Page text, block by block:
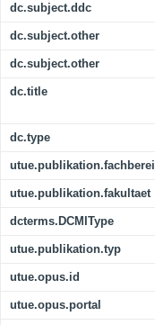
dc.subject.ddc
dc.subject.other
dc.subject.other
dc.title
dc.type
utue.publikation.fakultaet
dcterms.DCMIType
utue.publikation.typ
utue.opus.id
utue.opus.portal